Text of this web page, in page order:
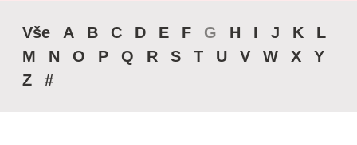
Vše A B C D E F G H I J K
L
M
N O P Q R S T U V W X
Y
Z
#